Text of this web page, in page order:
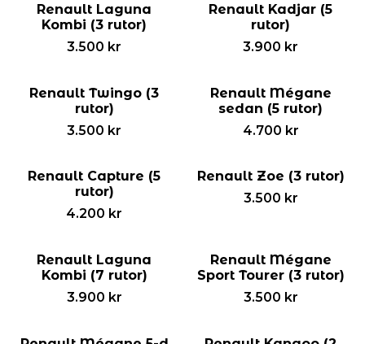
Renault Laguna
Kombi (3 rutor)
3.500 kr
Renault Kadjar (5
rutor)
3.900 kr
Renault Twingo (3
rutor)
3.500 kr
Renault Mégane
sedan (5 rutor)
4.700 kr
Renault Capture (5
rutor)
4.200 kr
Renault Zoe (3 rutor)
3.500 kr
Renault Laguna
Kombi (7 rutor)
3.900 kr
Renault Mégane
Sport Tourer (3 rutor)
3.500 kr